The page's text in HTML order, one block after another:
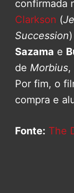
confirmada
Clarkson (
Succession
Sazama e
de Morbius,
Por fim, o
compra e
Fonte: The